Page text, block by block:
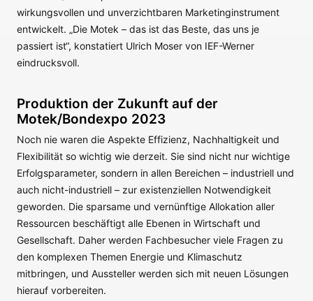
wirkungsvollen und unverzichtbaren Marketinginstrument
entwickelt. „Die Motek – das ist das Beste, das uns je
passiert ist“, konstatiert Ulrich Moser von IEF-Werner
eindrucksvoll.
Produktion der Zukunft auf der
Motek/Bondexpo 2023
Noch nie waren die Aspekte Effizienz, Nachhaltigkeit und
Flexibilität so wichtig wie derzeit. Sie sind nicht nur wichtige
Erfolgsparameter, sondern in allen Bereichen – industriell und
auch nicht-industriell – zur existenziellen Notwendigkeit
geworden. Die sparsame und vernünftige Allokation aller
Ressourcen beschäftigt alle Ebenen in Wirtschaft und
Gesellschaft. Daher werden Fachbesucher viele Fragen zu
den komplexen Themen Energie und Klimaschutz
mitbringen, und Aussteller werden sich mit neuen Lösungen
hierauf vorbereiten.